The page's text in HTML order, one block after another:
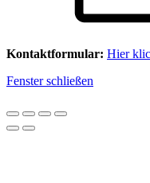
Kontaktformular: Hier
Fenster schließen